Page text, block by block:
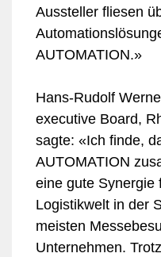
Aussteller fliesen
AUTOMATION.»
Hans-Rudolf
executive Board,
sagte: «Ich finde,
AUTOMATION
eine gute Synergie
Logistikwelt in der
meisten
Unternehmen.